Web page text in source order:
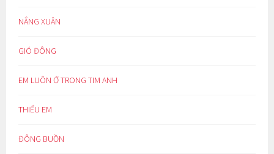
NẮNG XUÂN
GIÓ ĐÔNG
EM LUÔN Ở TRONG TIM ANH
THIẾU EM
ĐÔNG BUỒN